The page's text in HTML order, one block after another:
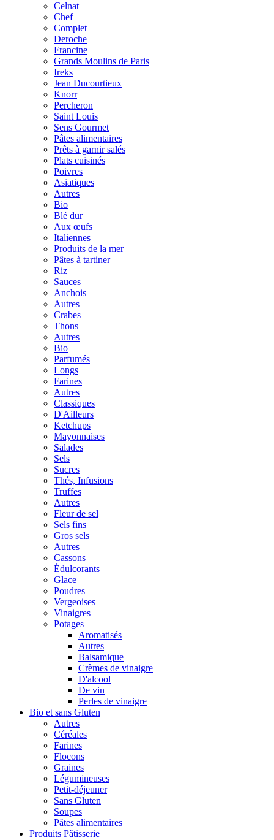
Celnat
Chef
Complet
Deroche
Francine
Grands Moulins de Paris
Ireks
Jean Ducourtieux
Knorr
Percheron
Saint Louis
Sens Gourmet
Pâtes alimentaires
Prêts à garnir salés
Plats cuisinés
Poivres
Asiatiques
Autres
Bio
Blé dur
Aux œufs
Italiennes
Produits de la mer
Pâtes à tartiner
Riz
Sauces
Anchois
Autres
Crabes
Thons
Autres
Bio
Parfumés
Longs
Farines
Autres
Classiques
D'Ailleurs
Ketchups
Mayonnaises
Salades
Sels
Sucres
Thés, Infusions
Truffes
Autres
Fleur de sel
Sels fins
Gros sels
Autres
Cassons
Édulcorants
Glace
Poudres
Vergeoises
Vinaigres
Potages
Aromatisés
Autres
Balsamique
Crèmes de vinaigre
D'alcool
De vin
Perles de vinaigre
Bio et sans Gluten
Autres
Céréales
Farines
Flocons
Graines
Légumineuses
Petit-déjeuner
Sans Gluten
Soupes
Pâtes alimentaires
Produits Pâtisserie